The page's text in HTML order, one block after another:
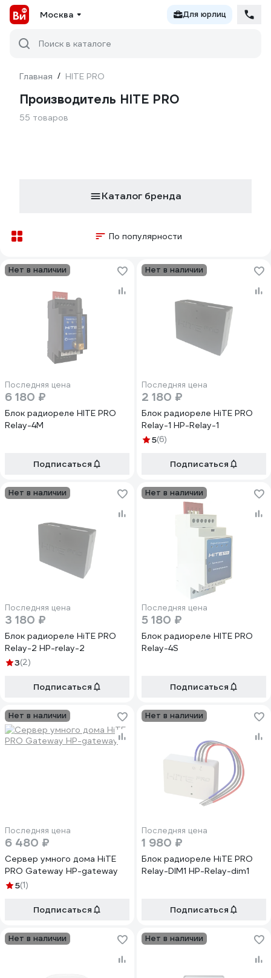
Москва Для юрлиц
Поиск в каталоге
Главная / HITE PRO
Производитель HITE PRO
55 товаров
Каталог бренда
По популярности
Нет в наличии
Последняя цена
6 180 ₽
Блок радиореле HITE PRO
Relay-4M
Подписаться
Нет в наличии
Последняя цена
2 180 ₽
Блок радиореле HiTE PRO
Relay-1 HP-Relay-1
5(6)
Подписаться
Нет в наличии
Последняя цена
3 180 ₽
Блок радиореле HiTE PRO
Relay-2 HP-relay-2
3(2)
Подписаться
Нет в наличии
Последняя цена
5 180 ₽
Блок радиореле HITE PRO
Relay-4S
Подписаться
Нет в наличии
Последняя цена
6 480 ₽
Сервер умного дома HiTE
PRO Gateway HP-gateway
5(1)
Подписаться
Нет в наличии
Последняя цена
1 980 ₽
Блок радиореле HiTE PRO
Relay-DIM1 HP-Relay-dim1
Подписаться
Нет в наличии Нет в наличии